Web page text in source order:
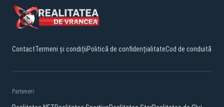
ContactTermeni și condițiiPolitică de confidențialitateCod de conduită
Parteneri: